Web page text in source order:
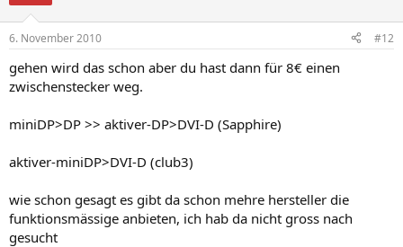
6. November 2010 #12
gehen wird das schon aber du hast dann für 8€ einen
zwischenstecker weg.
miniDP>DP >> aktiver-DP>DVI-D (Sapphire)
aktiver-miniDP>DVI-D (club3)
wie schon gesagt es gibt da schon mehre hersteller die
funktionsmässige anbieten, ich hab da nicht gross nach
gesucht